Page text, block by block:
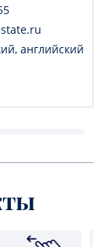
английский